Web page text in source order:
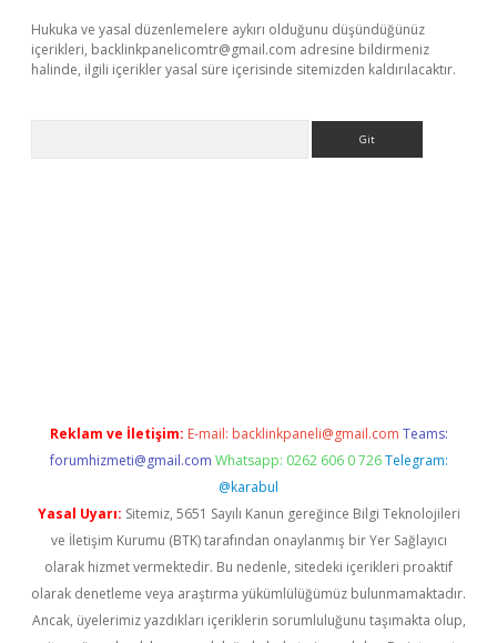
Hukuka ve yasal düzenlemelere aykırı olduğunu düşündüğünüz
içerikleri, backlinkpanelicomtr@gmail.com adresine bildirmeniz
halinde, ilgili içerikler yasal süre içerisinde sitemizden kaldırılacaktır.
Reklam ve İletişim: E-mail: backlinkpaneli@gmail.com Teams:
forumhizmeti@gmail.com Whatsapp: 0262 606 0 726 Telegram:
@karabul
Yasal Uyarı: Sitemiz, 5651 Sayılı Kanun gereğince Bilgi Teknolojileri
ve İletişim Kurumu (BTK) tarafından onaylanmış bir Yer Sağlayıcı
olarak hizmet vermektedir. Bu nedenle, sitedeki içerikleri proaktif
olarak denetleme veya araştırma yükümlülüğümüz bulunmamaktadır.
Ancak, üyelerimiz yazdıkları içeriklerin sorumluluğunu taşımakta olup,